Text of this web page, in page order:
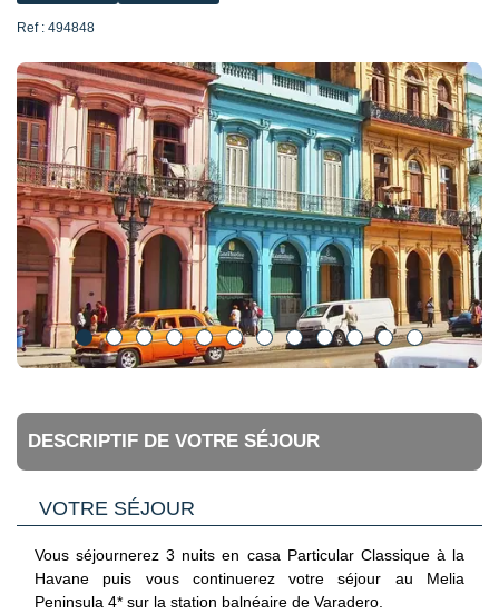
Ref : 494848
DESCRIPTIF DE VOTRE SÉJOUR
VOTRE SÉJOUR
Vous séjournerez 3 nuits en casa Particular Classique à la
Havane puis vous continuerez votre séjour au Melia
Peninsula 4* sur la station balnéaire de Varadero.